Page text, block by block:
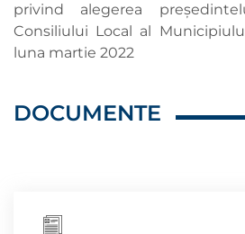
privind alegerea
Consiliului Local al
luna martie 2022
DOCUMENTE